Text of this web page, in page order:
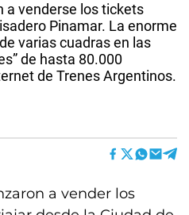
a venderse los tickets
Pinamar. La enorme
varias cuadras en las
de hasta 80.000
de Trenes Argentinos.
a vender los